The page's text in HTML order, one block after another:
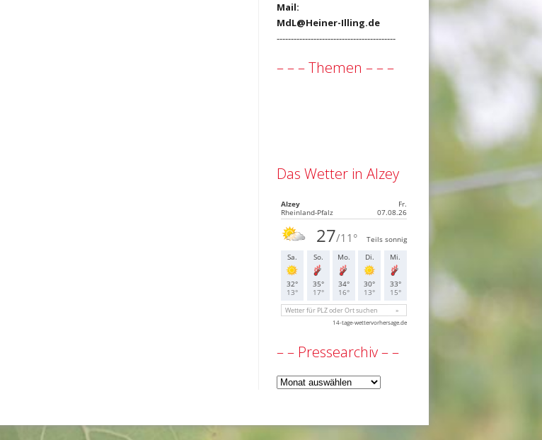
Mail:
MdL@Heiner-Illing.de
------------------------------------------
– – – Themen – – –
Das Wetter in Alzey
– – Pressearchiv – –
–